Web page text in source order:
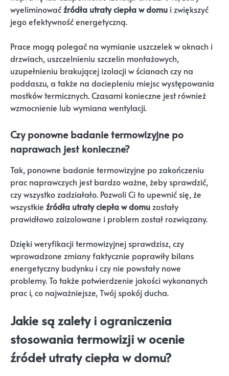
wyeliminowaćźródła utraty ciepła w domu i zwiększyć
jego efektywność energetyczną.
Prace mogą polegać na wymianie uszczelek w oknach i
drzwiach, uszczelnieniu szczelin montażowych,
uzupełnieniu brakującej izolacji w ścianach czy na
poddaszu, a także na dociepleniu miejsc występowania
mostków termicznych. Czasami konieczne jest również
wzmocnienie lub wymiana wentylacji.
Czy ponowne badanie termowizyjne po
naprawach jest konieczne?
Tak, ponowne badanie termowizyjne po zakończeniu
prac naprawczych jest bardzo ważne, żeby sprawdzić,
czy wszystko zadziałało. Pozwoli Ci to upewnić się, że
wszystkie źródła utraty ciepła w domuzostały
prawidłowo zaizolowane i problem został rozwiązany.
Dzięki weryfikacji termowizyjnej sprawdzisz, czy
wprowadzone zmiany faktycznie poprawiły bilans
energetyczny budynku i czy nie powstały nowe
problemy. To także potwierdzenie jakości wykonanych
prac i, co najważniejsze, Twój spokój ducha.
Jakie są zalety i ograniczenia
stosowania termowizji w ocenie
źródeł utraty ciepła w domu?